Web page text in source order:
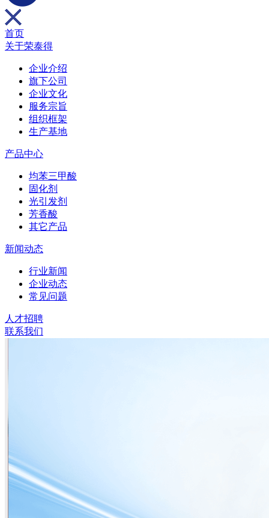
首页
关于荣泰得
企业介绍
旗下公司
企业文化
服务宗旨
组织框架
生产基地
产品中心
均苯三甲酸
固化剂
光引发剂
芳香酸
其它产品
新闻动态
行业新闻
企业动态
常见问题
人才招聘
联系我们